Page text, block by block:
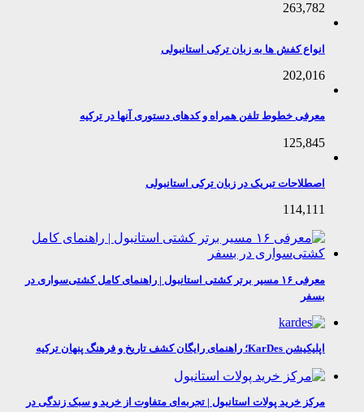
263,782
انواع کفش ها به زبان ترکی استانبولی
202,016
معرفی خطوط تلفن همراه و کدهای دستوری آنها در ترکیه
125,845
اصطلاحات تبریک در زبان ترکی استانبولی
114,111
معرفی ۱۶ مسیر برتر کشتی استانبول | راهنمای کامل کشتی‌سواری در
اپلیکیشن KarDes؛ راهنمای رایگان کشف تاریخ و فرهنگ پنهان ترکیه
مرکز خرید پولات استانبول | تجربه‌ای متفاوت از خرید و سبک زندگی در